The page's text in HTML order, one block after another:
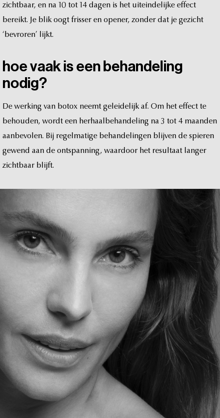
zichtbaar, en na 10 tot 14 dagen is het uiteindelijke effect
bereikt. Je blik oogt frisser en opener, zonder dat je gezicht
‘bevroren’
lijkt.
hoe vaak is een behandeling
nodig?
De werking van botox neemt geleidelijk af. Om het effect te
behouden, wordt een herhaalbehandeling na 3 tot 4 maanden
aanbevolen. Bij regelmatige behandelingen blijven de spieren
gewend aan de ontspanning, waardoor het resultaat langer
zichtbaar blijft.